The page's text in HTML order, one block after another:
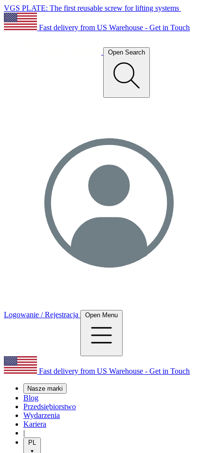
VGS PLATE: The first reusable screw for lifting systems
Fast delivery from US Warehouse - Get in Touch
Open Search
Logowanie / Rejestracja Open Menu
Fast delivery from US Warehouse - Get in Touch
Nasze marki
Blog
Przedsiębiorstwo
Wydarzenia
Kariera
|
PL